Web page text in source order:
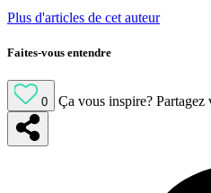
Plus d'articles de cet auteur
Faites-vous entendre
0 Ça vous inspire?